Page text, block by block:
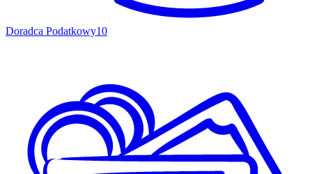
Doradca Podatkowy10